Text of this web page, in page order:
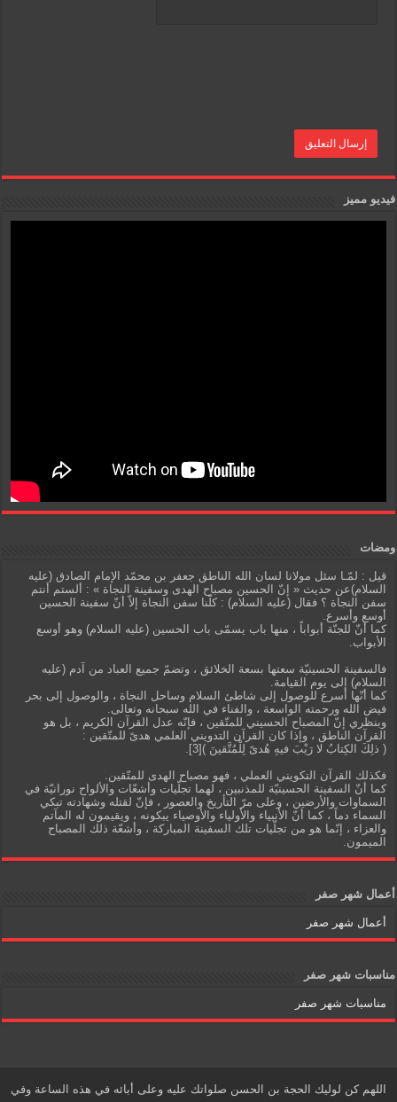
فيديو مميز
ومضات
قيل : لمّـا سئل مولانا لسان الله الناطق جعفر بن محمّد الإمام الصادق (عليه
السلام)عن حديث « إنّ الحسين مصباح الهدى وسفينة النجاة » : ألستم أنتم
سفن النجاة ؟ فقال (عليه السلام) : كلّنا سفن النجاة إلاّ أنّ سفينة الحسين
أوسع وأسرع.
كما أنّ للجنّة أبواباً ، منها باب يسمّى باب الحسين (عليه السلام) وهو أوسع
الأبواب.
فالسفينة الحسينيّة سعتها بسعة الخلائق ، وتضمّ جميع العباد من آدم (عليه
السلام) إلى يوم القيامة.
كما أنّها أسرع للوصول إلى شاطئ السلام وساحل النجاة ، والوصول إلى بحر
فيض الله ورحمته الواسعة ، والفناء في الله سبحانه وتعالى.
وبنظري إنّ المصباح الحسيني للمتّقين ، فإنّه عدل القرآن الكريم ، بل هو
القرآن الناطق ، وإذا كان القرآن التدويني العلمي هدىً للمتّقين :
( ذلِكَ الكِتابُ لا رَيْبَ فيهِ هُدىً لِلْمُتَّقينَ )[3].
فكذلك القرآن التكويني العملي ، فهو مصباح الهدى للمتّقين.
كما أنّ السفينة الحسينيّة للمذنبين ، لهما تجلّيات وأشعّات والألواح نورانيّة في
السماوات والأرضين ، وعلى مرّ التأريخ والعصور ، فإنّ لقتله وشهادته تبكي
السماء دماً ، كما أنّ الأنبياء والأولياء والأوصياء يبكونه ، ويقيمون له المآتم
والعزاء ، إنّما هو من تجلّيات تلك السفينة المباركة ، وأشعّة ذلك المصباح
الميمون.
أعمال شهر صفر
أعمال شهر صفر
مناسبات شهر صفر
مناسبات شهر صفر
اللهم كن لوليك الحجة بن الحسن صلواتك عليه وعلى أبائه في هذه الساعة وفي